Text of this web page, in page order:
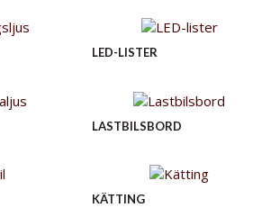
LED-LISTER
LASTBILSBORD
KÄTTING